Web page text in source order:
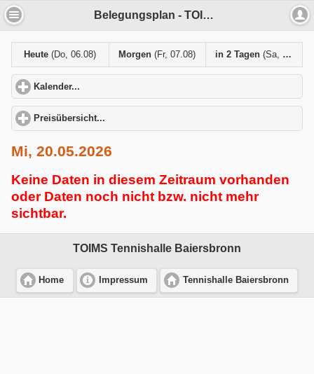
Belegungsplan - TOIMS Tennishalle Baiersbronn
Heute(Do, 06.08) Morgen(Fr, 07.08) in 2 Tagen (Sa, 08.08)
Kalender...
Preisübersicht...
Mi, 20.05.2026
Keine Daten in diesem Zeitraum vorhanden
oder Daten noch nicht bzw. nicht mehr
sichtbar.
TOIMS Tennishalle Baiersbronn
Home Impressum Tennishalle Baiersbronn